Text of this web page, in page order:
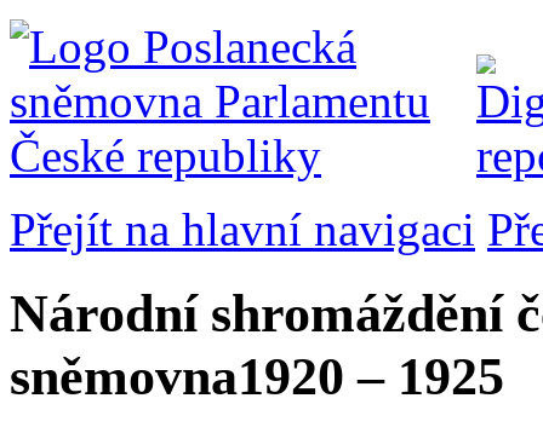
Přejít na hlavní navigaci
Národní shromáždění
sněmovna1920 – 1925